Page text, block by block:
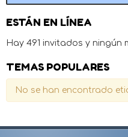
ESTÁN EN LÍNEA
Hay 491 invitados y ningún
TEMAS POPULARES
No se han encontrado